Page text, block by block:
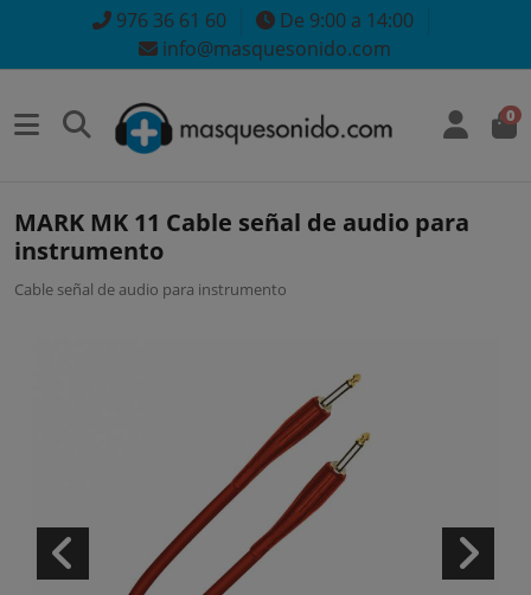
976 36 61 60
De 9:00 a 14:00
info@masquesonido.com
0
MARK MK 11 Cable señal de audio para
instrumento
Cable señal de audio para instrumento